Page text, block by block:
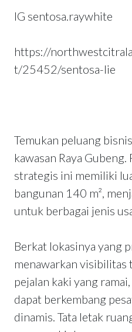
IG sentosa.raywhite
https://
t/25452/sentosa-lie
Temukan peluang
kawasan Raya
strategis ini memiliki
bangunan 140 m²,
untuk berbagai jenis
Berkat lokasinya yang
menawarkan visibilitas
pejalan kaki yang
dapat berkembang
dinamis. Tata letak